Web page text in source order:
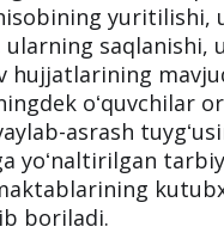
yuritilishi,
saqlanishi,
hujjatlarining
oʻquvchilar
asrash
yoʻnaltirilgan
boriladi.